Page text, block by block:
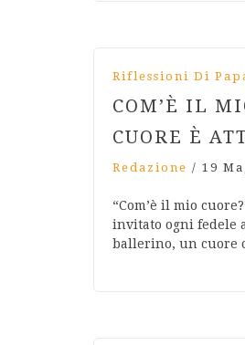
Riflessioni Di
COM’È IL
CUORE È
Redazione / 19
“Com’è il mio
invitato ogni fedele
ballerino, un cuore